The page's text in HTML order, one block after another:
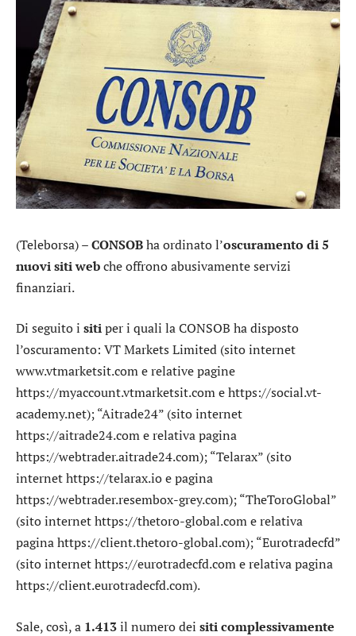
(Teleborsa) –CONSOBha ordinato l’oscuramento di 5
nuovi siti webche offrono abusivamente servizi
finanziari.
Di seguito i sitiper i quali la CONSOB ha disposto
l’oscuramento: VT Markets Limited (sito internet
www.vtmarketsit.com e relative pagine
https://myaccount.vtmarketsit.com e https://social.vt-
academy.net); “Aitrade24” (sito internet
https://aitrade24.com e relativa pagina
https://webtrader.aitrade24.com); “Telarax” (sito
internet https://telarax.io e pagina
https://webtrader.resembox-grey.com); “TheToroGlobal”
(sito internet https://thetoro-global.com e relativa
pagina https://client.thetoro-global.com); “Eurotradecfd”
(sito internet https://eurotradecfd.com e relativa pagina
https://client.eurotradecfd.com).
Sale, così, a 1.413il numero dei siti complessivamente